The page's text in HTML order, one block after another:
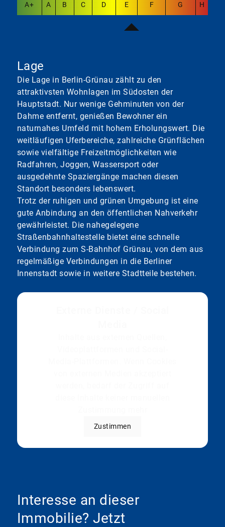
A+ A B C D E F G H
Lage
Die Lage in Berlin-Grünau zählt zu den
attraktivsten Wohnlagen im Südosten der
Hauptstadt. Nur wenige Gehminuten von der
Dahme entfernt, genießen Bewohner ein
naturnahes Umfeld mit hohem Erholungswert. Die
weitläufigen Uferbereiche, zahlreiche Grünflächen
sowie vielfältige Freizeitmöglichkeiten wie
Radfahren, Joggen, Wassersport oder
ausgedehnte Spaziergänge machen diesen
Standort besonders lebenswert.
Trotz der ruhigen und grünen Umgebung ist eine
gute Anbindung an den öffentlichen Nahverkehr
gewährleistet. Die nahegelegene
Straßenbahnhaltestelle bietet eine schnelle
Verbindung zum S-Bahnhof Grünau, von dem aus
regelmäßige Verbindungen in die Berliner
Innenstadt sowie in weitere Stadtteile bestehen.
Zustimmen
Interesse an dieser
Immobilie? Jetzt